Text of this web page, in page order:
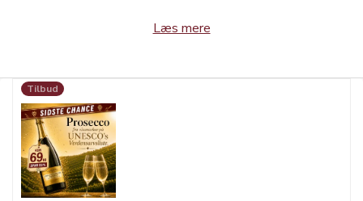
Læs mere
Tilbud